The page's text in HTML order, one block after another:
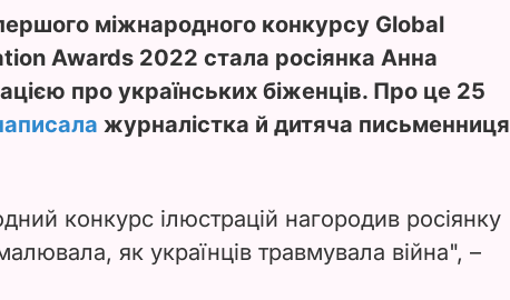
міжнародного конкурсу Global
Awards 2022 стала росіянка Анна
про українських біженців. Про це 25
журналістка й дитяча письменниця
конкурс ілюстрацій нагородив росіянку
як українців травмувала війна", –